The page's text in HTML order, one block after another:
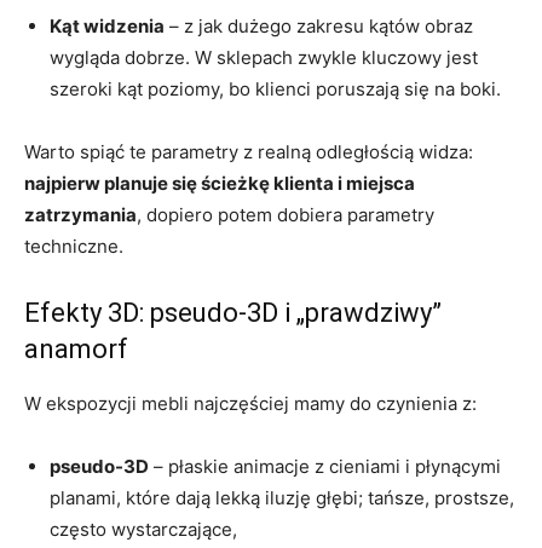
Kąt widzenia – z jak dużego zakresu kątów obraz
wygląda dobrze. W sklepach zwykle kluczowy jest
szeroki kąt poziomy, bo klienci poruszają się na boki.
Warto spiąć te parametry z realną odległością widza:
najpierw planuje się ścieżkę klienta i miejsca
zatrzymania, dopiero potem dobiera parametry
techniczne.
Efekty 3D: pseudo-3D i „prawdziwy”
anamorf
W ekspozycji mebli najczęściej mamy do czynienia z:
pseudo-3D – płaskie animacje z cieniami i płynącymi
planami, które dają lekką iluzję głębi; tańsze, prostsze,
często wystarczające,